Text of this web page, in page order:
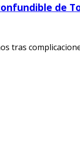
de
tras